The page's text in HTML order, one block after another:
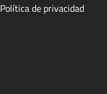
Política de privacidad